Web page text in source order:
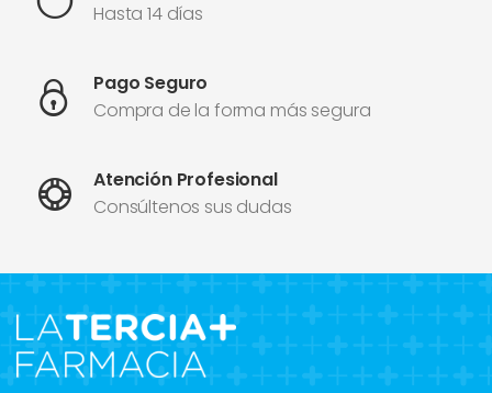
Hasta 14 días
Pago Seguro
Compra de la forma más segura
Atención Profesional
Consúltenos sus dudas